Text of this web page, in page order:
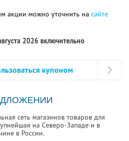
акции можно уточнить на сайте
2026 включительно
купоном
сеть магазинов товаров для
на Северо-Западе и в
в России.